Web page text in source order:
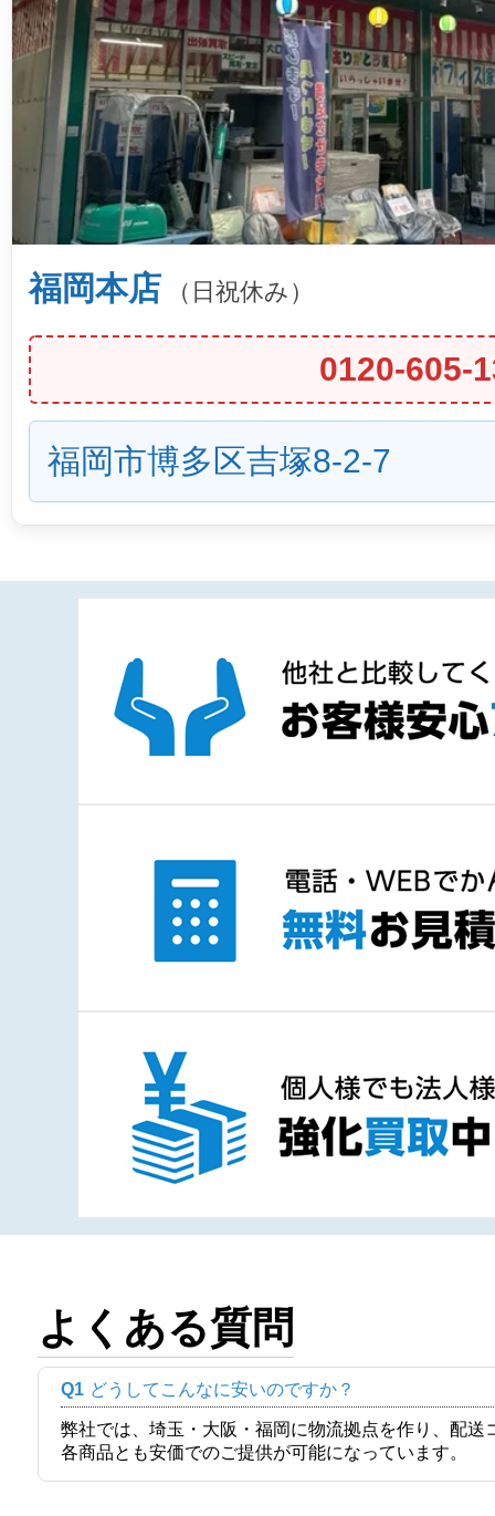
福岡本店 （日祝休み）
0120-605-
福岡市博多区吉塚8-2-7
よくある質問
Q1 どうしてこんなに安いのですか？
弊社では、埼玉・大阪・福岡に物流拠点を作り、配
各商品とも安価でのご提供が可能になっています。